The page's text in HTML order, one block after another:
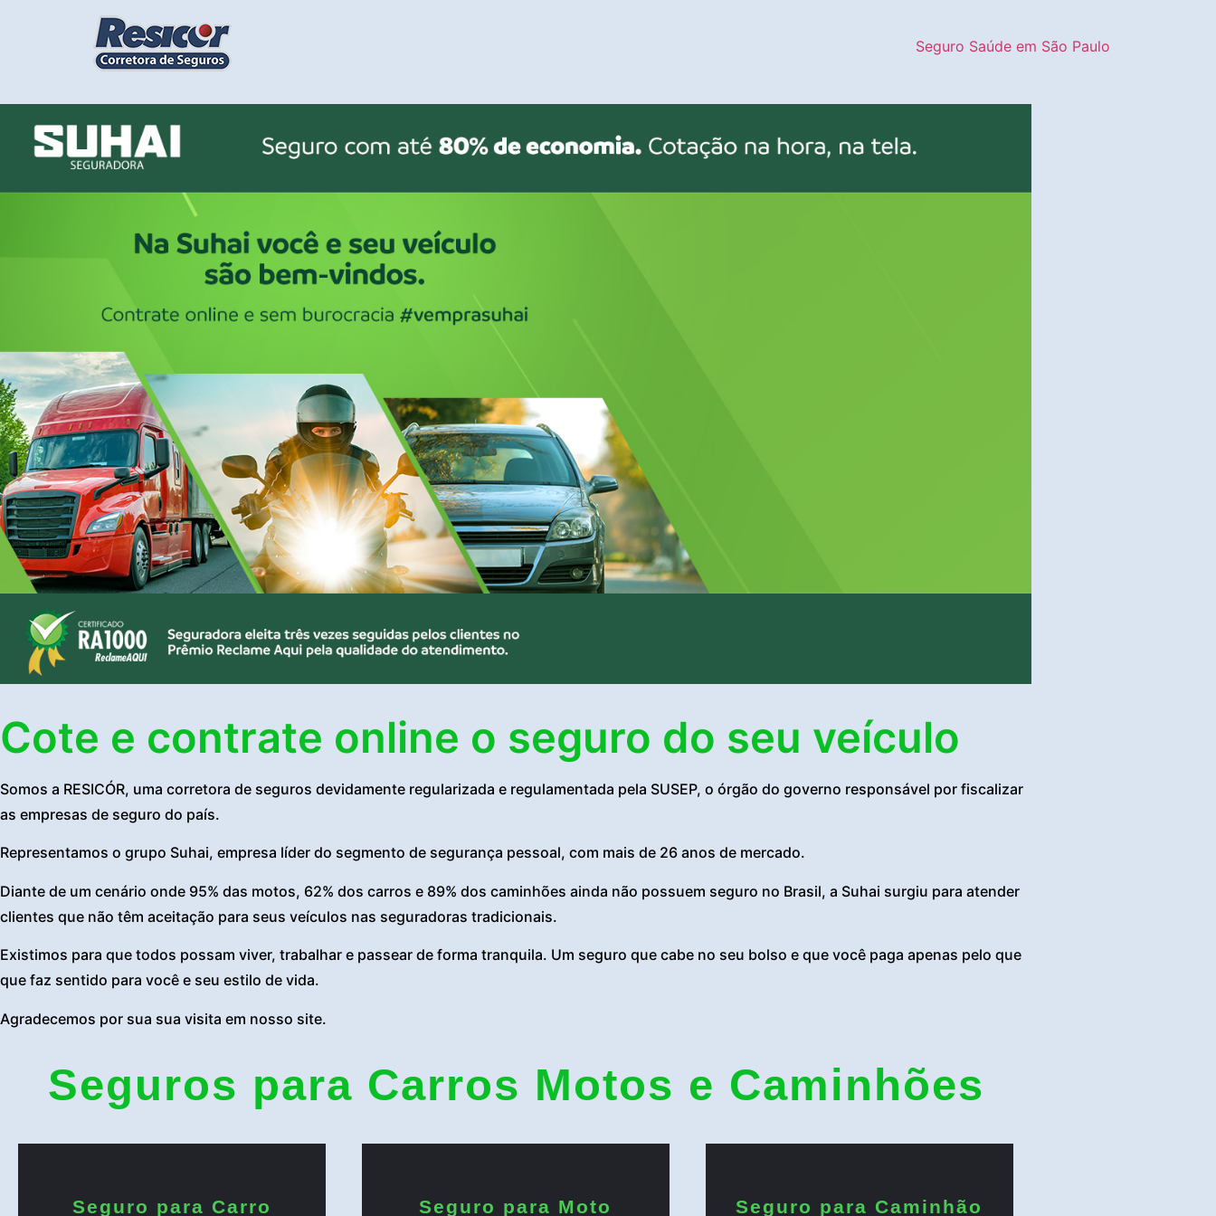
Seguro Saúde em São Paulo
Cote e contrate online o seguro do seu veículo
Somos a RESICÓR, uma corretora de seguros devidamente regularizada e regulamentada pela SUSEP, o órgão do governo responsável por fiscalizar
as empresas de seguro do país.
Representamos o grupo Suhai, empresa líder do segmento de segurança pessoal, com mais de 26 anos de mercado.
Diante de um cenário onde 95% das motos, 62% dos carros e 89% dos caminhões ainda não possuem seguro no Brasil, a Suhai surgiu para atender
clientes que não têm aceitação para seus veículos nas seguradoras tradicionais.
Existimos para que todos possam viver, trabalhar e passear de forma tranquila. Um seguro que cabe no seu bolso e que você paga apenas pelo que
que faz sentido para você e seu estilo de vida.
Agradecemos por sua sua visita em nosso site.
Seguros para Carros Motos e Caminhões
Seguro para Carro Seguro para Moto Seguro para Caminhão